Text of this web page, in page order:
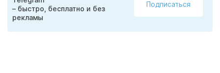
– быстро, бесплатно и без
рекламы
Подписаться